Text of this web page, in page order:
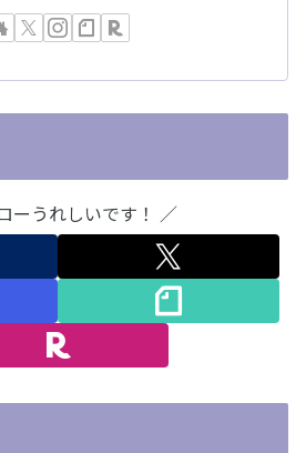
ーうれしいです！ ／